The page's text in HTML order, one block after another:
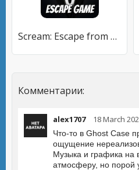
Scream: Escape from Ghost Face
Комментарии:
alex1707 18 March
Что-то в Ghost Case
ощущение
Музыка и графика на
атмосферу, но порой